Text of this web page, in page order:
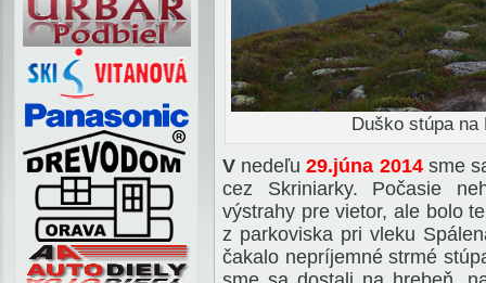
Duško stúpa
V nedeľu29.júna 2014 sme
cez Skriniarky. Počasie
výstrahy pre vietor, ale bolo
z parkoviska pri vleku
čakalo nepríjemné strmé